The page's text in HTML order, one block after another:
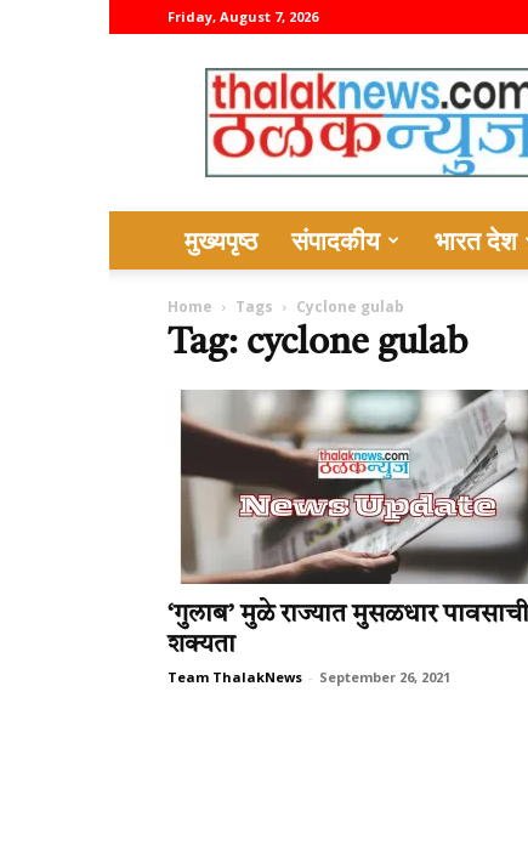
Friday, August 7, 2026
thalaknews
मुख्यपृष्ठ संपादकीय भारत देश
Home Tags Cyclone gulab
Tag: cyclone gulab
‘गुलाब’ मुळे राज्यात मुसळधार पावसाची
शक्यता
Team ThalakNews - September 26, 2021